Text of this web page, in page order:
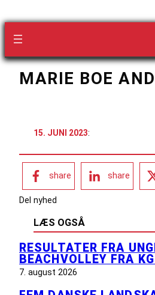
MARIE BOE
15. JUNI 2023:
share share
Del nyhed
LÆS OGSÅ
RESULTATER FRA
BEACHVOLLEY FRA
7. august 2026